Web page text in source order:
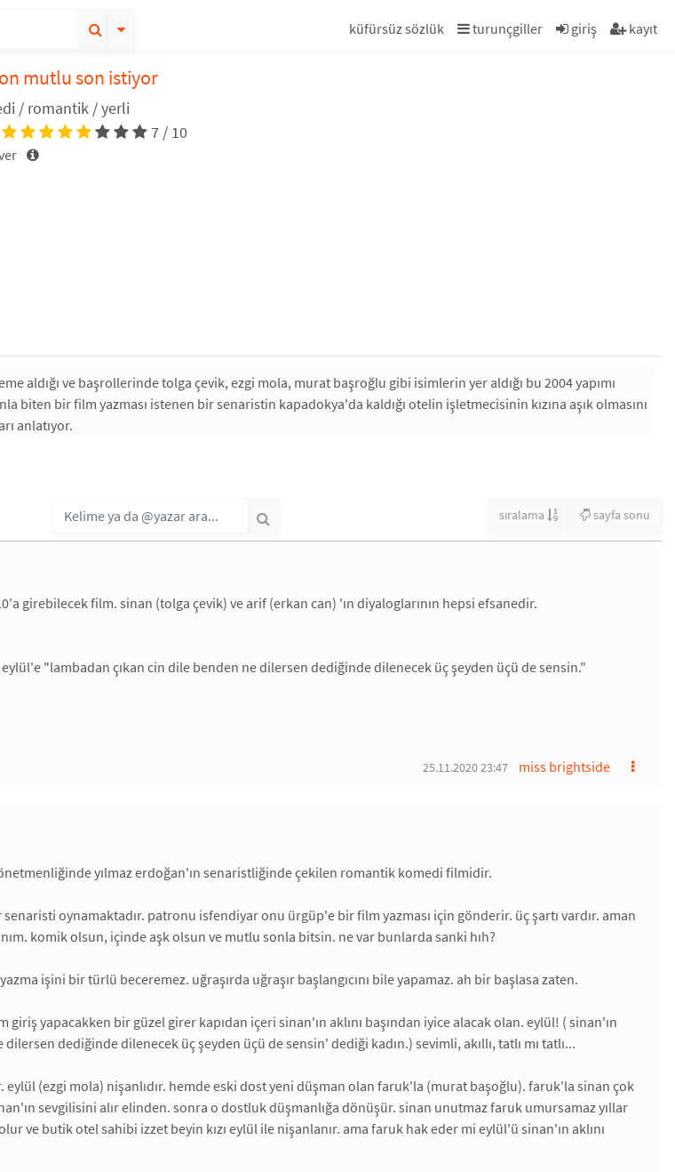
küfürsüz sözlük turunçgiller giriş kayıt
mutlu son istiyor
/ romantik / yerli
7 / 10
aldığı ve başrollerinde tolga çevik, ezgi mola, murat başroğlu gibi isimlerin yer aldığı bu 2004 yapımı
biten bir film yazması istenen bir senaristin kapadokya'da kaldığı otelin işletmecisinin kızına aşık olmasını
anlatıyor.
sıralama sayfa sonu
girebilecek film. sinan (tolga çevik) ve arif (erkan can) 'ın diyaloglarının hepsi efsanedir.
eylül'e "lambadan çıkan cin dile benden ne dilersen dediğinde dilenecek üç şeyden üçü de sensin."
miss brightside
25.11.2020 23:47
yılmaz erdoğan'ın senaristliğinde çekilen romantik komedi filmidir.
oynamaktadır. patronu isfendiyar onu ürgüp'e bir film yazması için gönderir. üç şartı vardır. aman
komik olsun, içinde aşk olsun ve mutlu sonla bitsin. ne var bunlarda sanki hıh?
işini bir türlü beceremez. uğraşırda uğraşır başlangıcını bile yapamaz. ah bir başlasa zaten.
yapacakken bir güzel girer kapıdan içeri sinan'ın aklını başından iyice alacak olan. eylül! ( sinan'ın
dediğinde dilenecek üç şeyden üçü de sensin' dediği kadın.) sevimli, akıllı, tatlı mı tatlı...
(ezgi mola) nişanlıdır. hemde eski dost yeni düşman olan faruk'la (murat başoğlu). faruk'la sinan çok
sevgilisini alır elinden. sonra o dostluk düşmanlığa dönüşür. sinan unutmaz faruk umursamaz yıllar
ve butik otel sahibi izzet beyin kızı eylül ile nişanlanır. ama faruk hak eder mi eylül'ü sinan'ın aklını